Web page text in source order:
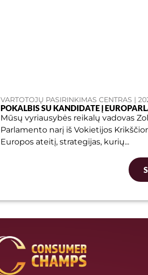
VARTOTOJŲ PASIRINKIMAS CENTRAS |
POKALBIS SU KANDIDATE Į
Mūsų vyriausybės reikalų vadovas
Parlamento narį iš Vokietijos
Europos ateitį, strategijas, kurių...